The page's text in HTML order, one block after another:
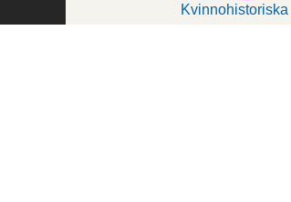
Kvinnohistoriska